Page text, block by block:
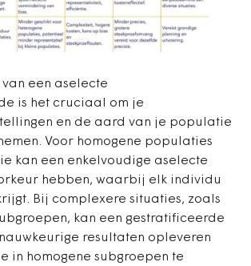
een aselecte
is het cruciaal om je
en de aard van je populatie
Voor homogene populaties
kan een enkelvoudige aselecte
hebben, waarbij elk individu
Bij complexere situaties, zoals
kan een gestratificeerde
resultaten opleveren
in homogene subgroepen te